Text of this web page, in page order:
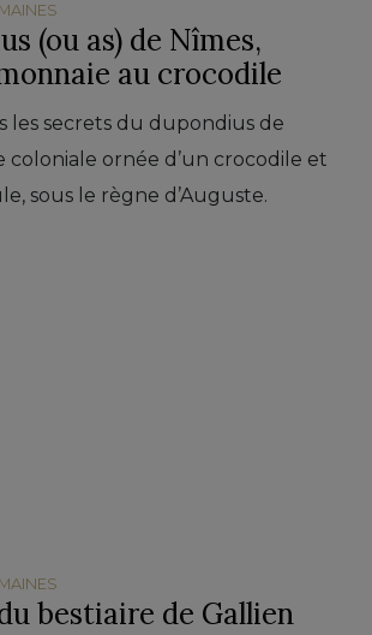
(ou as) de Nîmes,
au crocodile
les secrets du dupondius de
coloniale ornée d’un crocodile et
sous le règne d’Auguste.
bestiaire de Gallien